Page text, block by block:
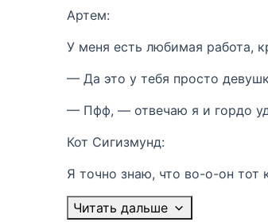
Артем:
У меня есть любимая работа,
— Да это у тебя просто
— Пфф, — отвечаю я и гордо
Кот Сигизмунд:
Я точно знаю, что во-о-он тот
Читать дальше